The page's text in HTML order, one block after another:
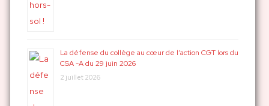
La défense du collège au cœur de l’action CGT lors du
CSA -A du 29 juin 2026
2 juillet 2026